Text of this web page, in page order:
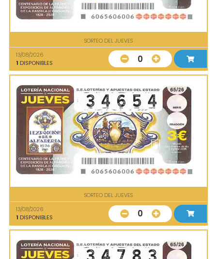
SORTEO DEL JUEVES
13/08/2026
1 DISPONIBLES 0
SORTEO DEL JUEVES
13/08/2026
1 DISPONIBLES 0